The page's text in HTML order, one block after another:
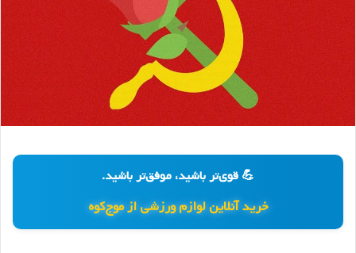
💪 قوی‌تر باشید، موفق‌تر باشید.
خرید آنلاین لوازم ورزشی از موج‌کوه